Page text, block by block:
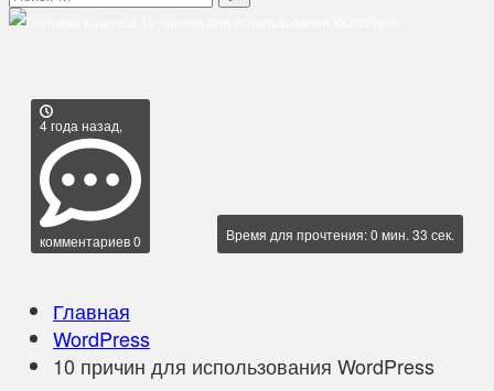
4 года назад,
комментариев 0 Время для прочтения: 0 мин. 33 сек.
Главная
WordPress
10 причин для использования WordPress